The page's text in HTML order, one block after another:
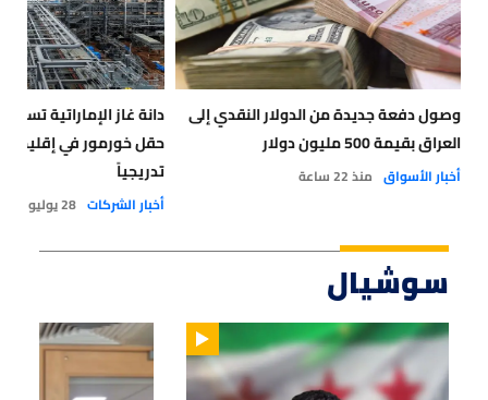
وصول دفعة جديدة من الدولار النقدي إلى
العراق بقيمة 500 مليون دولار
أخبار الأسواق منذ 22 ساعة
دانة غاز الإماراتية
حقل خورمور في إقليم
تدريجياً
أخبار الشركات 28 يوليو 2026
سوشيال